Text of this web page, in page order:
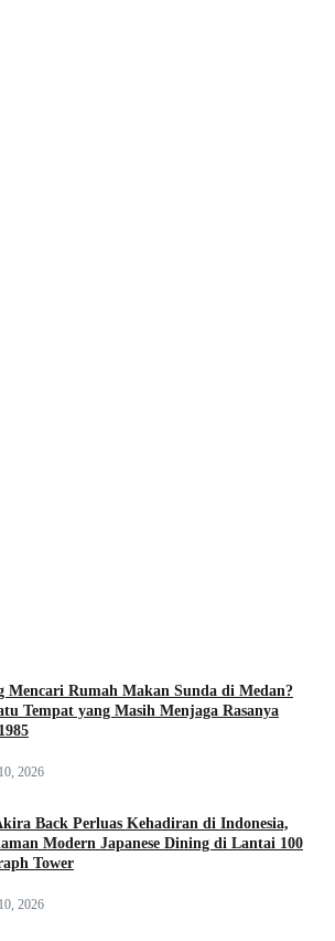
Mencari Rumah Makan Sunda di Medan?
Tempat yang Masih Menjaga Rasanya
2026
Back Perluas Kehadiran di Indonesia,
Modern Japanese Dining di Lantai 100
Tower
2026